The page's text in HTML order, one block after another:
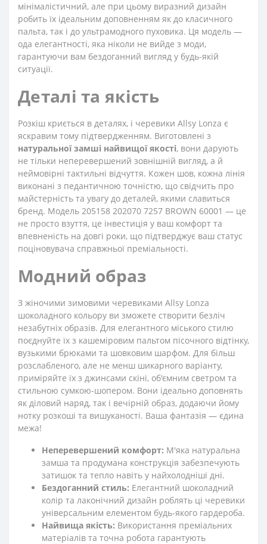
мінімалістичний, але при цьому виразний дизайн
робить їх ідеальним доповненням як до класичного
пальта, так і до ультрамодного пуховика. Ця модель —
ода елегантності, яка ніколи не вийде з моди,
гарантуючи вам бездоганний вигляд у будь-якій
ситуації.
Деталі та якість
Розкіш криється в деталях, і черевики Allsy Lonza є
яскравим тому підтвердженням. Виготовлені з
натуральної замші найвищої якості, вони дарують
не тільки неперевершений зовнішній вигляд, а й
неймовірні тактильні відчуття. Кожен шов, кожна лінія
виконані з педантичною точністю, що свідчить про
майстерність та увагу до деталей, якими славиться
бренд. Модель 205158 202070 7257 BROWN 60001 — це
не просто взуття, це інвестиція у ваш комфорт та
впевненість на довгі роки, що підтверджує ваш статус
поціновувача справжньої преміальності.
Модний образ
З жіночими зимовими черевиками Allsy Lonza
шоколадного кольору ви зможете створити безліч
незабутніх образів. Для елегантного міського стилю
поєднуйте їх з кашеміровим пальтом пісочного відтінку,
вузькими брюками та шовковим шарфом. Для більш
розслабленого, але не менш шикарного варіанту,
приміряйте їх з джинсами скіні, об'ємним светром та
стильною сумкою-шопером. Вони ідеально доповнять
як діловий наряд, так і вечірній образ, додаючи йому
нотку розкоші та вишуканості. Ваша фантазія — єдина
межа!
Неперевершений комфорт: М'яка натуральна
замша та продумана конструкція забезпечують
затишок та тепло навіть у найхолодніші дні.
Бездоганний стиль: Елегантний шоколадний
колір та лаконічний дизайн роблять ці черевики
універсальним елементом будь-якого гардероба.
Найвища якість: Використання преміальних
матеріалів та точна робота гарантують